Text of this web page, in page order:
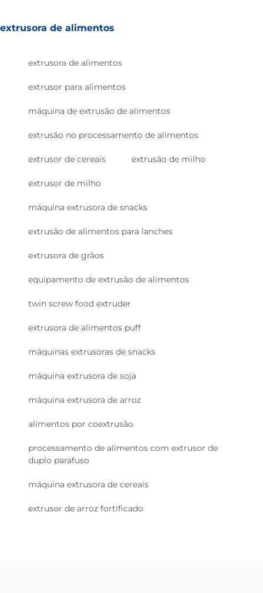
extrusora de alimentos
extrusora de alimentos
extrusor para alimentos
máquina de extrusão de alimentos
extrusão no processamento de alimentos
extrusor de cereais extrusão de milho
extrusor de milho
máquina extrusora de snacks
extrusão de alimentos para lanches
extrusora de grãos
equipamento de extrusão de alimentos
twin screw food extruder
extrusora de alimentos puff
máquinas extrusoras de snacks
máquina extrusora de soja
máquina extrusora de arroz
alimentos por coextrusão
processamento de alimentos com extrusor de
duplo parafuso
máquina extrusora de cereais
extrusor de arroz fortificado